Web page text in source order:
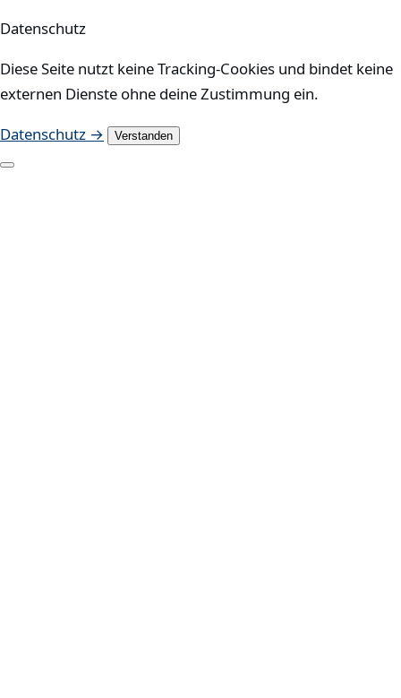
Datenschutz
Diese Seite nutzt keine Tracking-Cookies und bindet keine
externen Dienste ohne deine Zustimmung ein.
Datenschutz →
Verstanden